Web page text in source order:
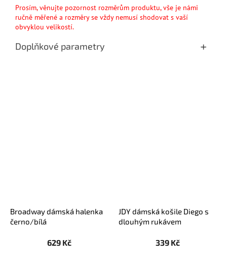
Prosím, věnujte pozornost rozměrům produktu, vše je námi
ručně měřené a rozměry se vždy nemusí shodovat s vaší
obvyklou velikostí.
Doplňkové parametry
Broadway dámská halenka
černo/bílá
629 Kč
JDY dámská košile Diego s
dlouhým rukávem
339 Kč